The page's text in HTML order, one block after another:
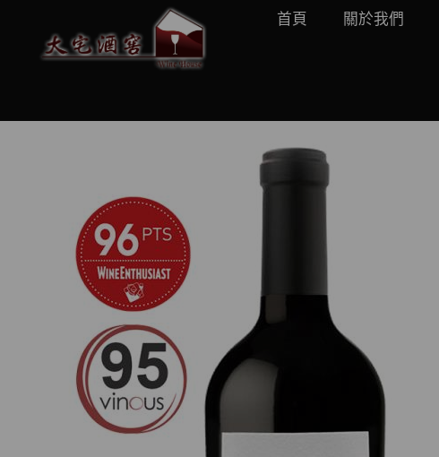
首頁 關於我們